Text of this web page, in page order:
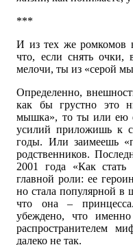
***
И из тех же ромкомов
что, если снять
мелочи, ты из «серой
Определенно,
как бы грустно это
мышка», то ты или ею
усилий приложишь к
годы. Или заимеешь
родственников.
2001 года «Как
главной роли: ее
но стала популярной в
что она –
убеждено, что
распространителем
далеко не так.